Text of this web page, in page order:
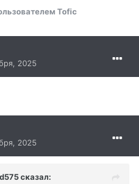
Tofic
2025
2025
сказал: